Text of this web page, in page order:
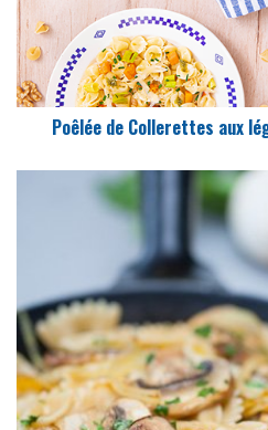
Poêlée de Collerettes aux